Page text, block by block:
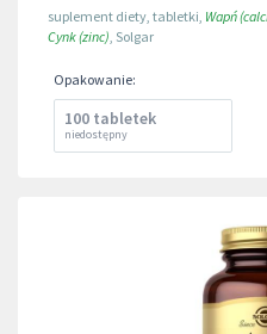
suplement diety, tabletki, Wapń
Cynk (zinc), Solgar
Opakowanie:
100 tabletek
niedostępny